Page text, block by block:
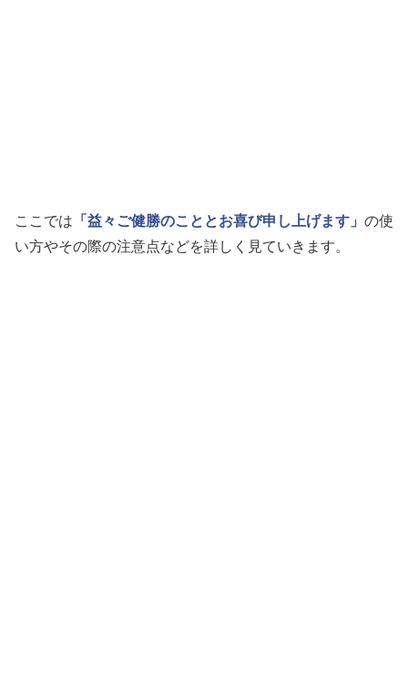
ここでは 「益々ご健勝のこととお喜び申し上げます」 の使
い方やその際の注意点などを詳しく見ていきます。